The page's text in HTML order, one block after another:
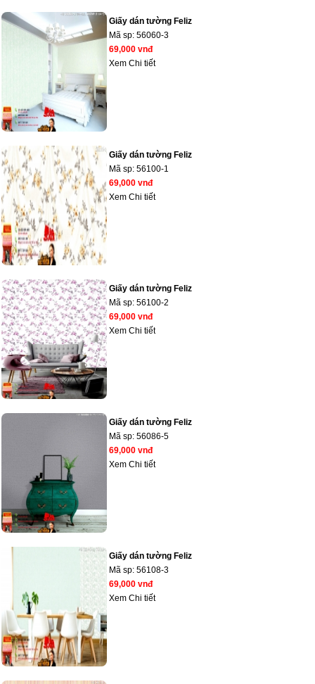
Giấy dán tường Feliz
Mã sp: 56060-3
69,000 vnđ
Xem Chi tiết
Giấy dán tường Feliz
Mã sp: 56100-1
69,000 vnđ
Xem Chi tiết
Giấy dán tường Feliz
Mã sp: 56100-2
69,000 vnđ
Xem Chi tiết
Giấy dán tường Feliz
Mã sp: 56086-5
69,000 vnđ
Xem Chi tiết
Giấy dán tường Feliz
Mã sp: 56108-3
69,000 vnđ
Xem Chi tiết